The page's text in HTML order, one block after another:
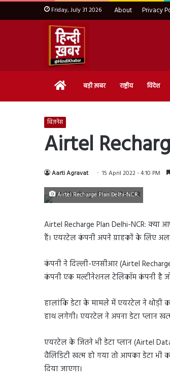
Friday, July 31 2026 About Privacy
Home बड़ी ख़बर राष्ट्रीय विदेश
बिज़नेस
Airtel
Aarti Agravat 15 April 2022 - 4:10 PM
Airtel Recharge Plan Delhi-NCR
Airtel Recharge Plan Delhi-NCR:
हैं। एयरटेल कंपनी अपने ग्राहकों के लिए
कंपनी ने दिल्ली-एनसीआर (Airtel
कंपनी एक मल्टीनेशनल टेलिकॉम कंपनी है
हालांकि डेटा के मामले में एयरटेल ने थोड़ी
हाथ लगेगी। एयरटेल ने अपना डेटा प्लान
एयरटेल के जितने भी डेटा प्लान (Airtel
वैलिडिटी खत्म हो गया तो आपका डेटा
दिया जाएगा।